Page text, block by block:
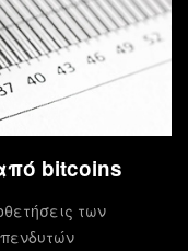
bitcoins
των